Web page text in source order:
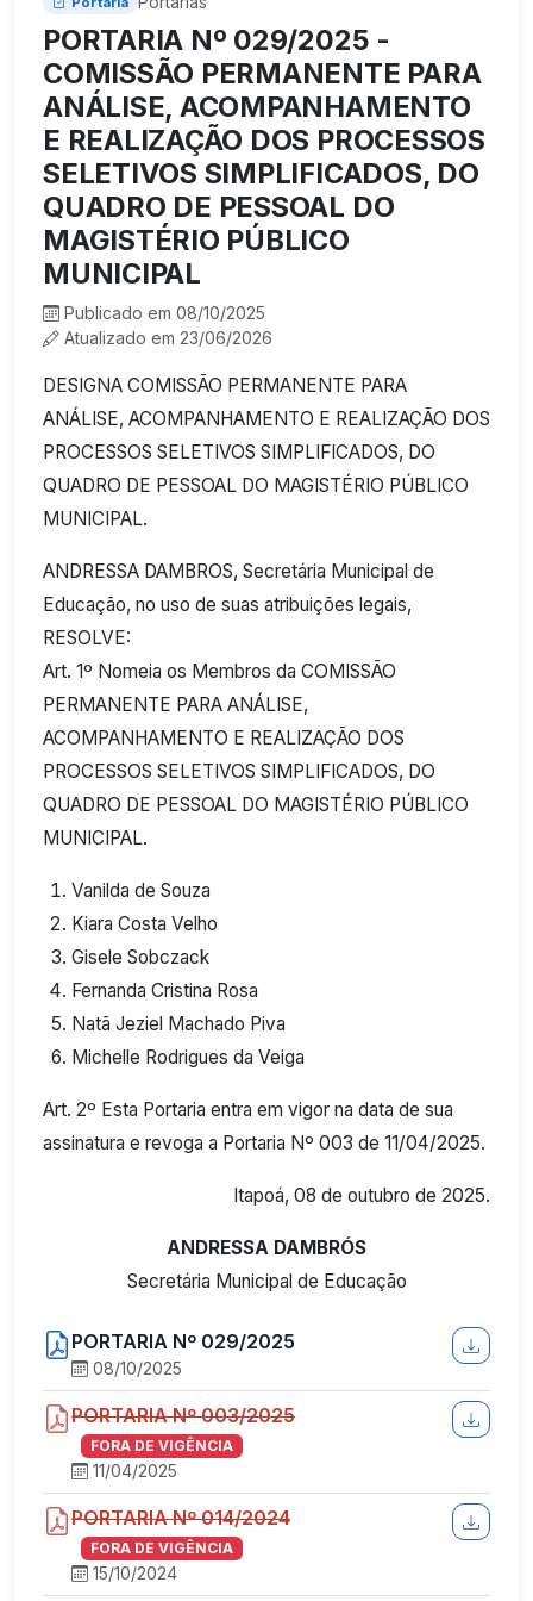
PORTARIA Nº 029/2025 -
COMISSÃO PERMANENTE PARA
ANÁLISE, ACOMPANHAMENTO
E REALIZAÇÃO DOS PROCESSOS
SELETIVOS SIMPLIFICADOS, DO
QUADRO DE PESSOAL DO
MAGISTÉRIO PÚBLICO
MUNICIPAL
Publicado em 08/10/2025
Atualizado em 23/06/2026
DESIGNA COMISSÃO PERMANENTE PARA
ANÁLISE, ACOMPANHAMENTO E REALIZAÇÃO DOS
PROCESSOS SELETIVOS SIMPLIFICADOS, DO
QUADRO DE PESSOAL DO MAGISTÉRIO PÚBLICO
MUNICIPAL.
ANDRESSA DAMBROS, Secretária Municipal de
Educação, no uso de suas atribuições legais,
RESOLVE:
Art. 1º Nomeia os Membros da COMISSÃO
PERMANENTE PARA ANÁLISE,
ACOMPANHAMENTO E REALIZAÇÃO DOS
PROCESSOS SELETIVOS SIMPLIFICADOS, DO
QUADRO DE PESSOAL DO MAGISTÉRIO PÚBLICO
MUNICIPAL.
Vanilda de Souza
Kiara Costa Velho
Gisele Sobczack
Fernanda Cristina Rosa
Natã Jeziel Machado Piva
Michelle Rodrigues da Veiga
Art. 2º Esta Portaria entra em vigor na data de sua
assinatura e revoga a Portaria Nº 003 de 11/04/2025.
Itapoá, 08 de outubro de 2025.
ANDRESSA DAMBRÓS
Secretária Municipal de Educação
PORTARIA Nº 029/2025
08/10/2025
PORTARIA Nº 003/2025
FORA DE VIGÊNCIA
11/04/2025
PORTARIA Nº 014/2024
FORA DE VIGÊNCIA
15/10/2024